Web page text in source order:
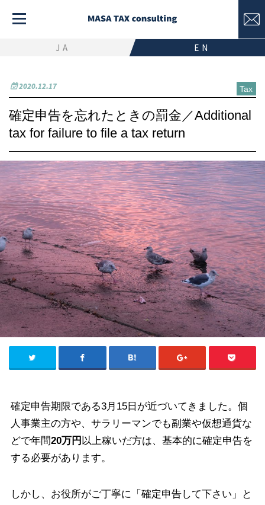
JA EN
Tax
2020.12.17
確定申告を忘れたときの罰金／Additional
tax for failure to file a tax return
確定申告期限である3月15日が近づいてきました。個
人事業主の方や、サラリーマンでも副業や仮想通貨な
どで年間20万円 以上稼いだ方は、基本的に確定申告を
する必要があります。
しかし、お役所がご丁寧に「確定申告して下さい」と